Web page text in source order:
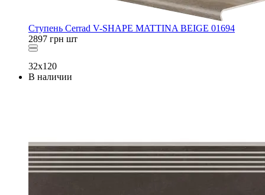
Ступень Cerrad V-SHAPE MATTINA BEIGE 01694
2897 грн шт
32x120
В наличии